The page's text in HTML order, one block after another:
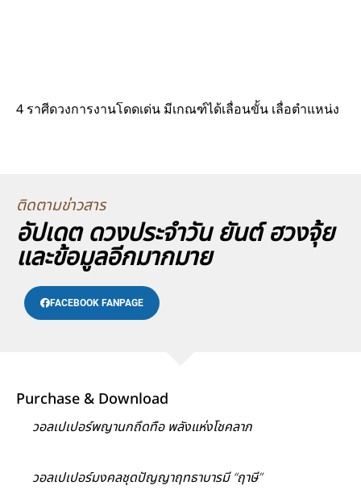
4 ราศีดวงการงานโดดเด่น มีเกณฑ์ได้เลื่อนขั้น เลื่อตำแหน่ง
ติดตามข่าวสาร
อัปเดต ดวงประจำวัน ยันต์ ฮวงจุ้ย
และข้อมูลอีกมากมาย
FACEBOOK FANPAGE
Purchase & Download
วอลเปเปอร์พญานกถึดทือ พลังแห่งโชคลาภ
วอลเปเปอร์มงคลชุดปัญญาฤทธาบารมี “ฤาษี”